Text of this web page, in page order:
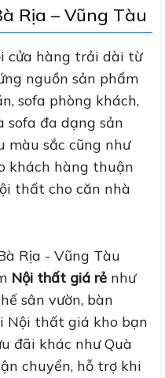
Rịa – Vũng Tàu
cửa hàng trải dài từ
nguồn sản phẩm
sofa phòng khách,
sofa đa dạng sản
màu sắc cũng như
khách hàng thuận
thất cho căn nhà
Nội thất giá rẻ như
sân vườn, bàn
Nội thất giá kho bạn
đãi khác như Quà
chuyển, hỗ trợ khi